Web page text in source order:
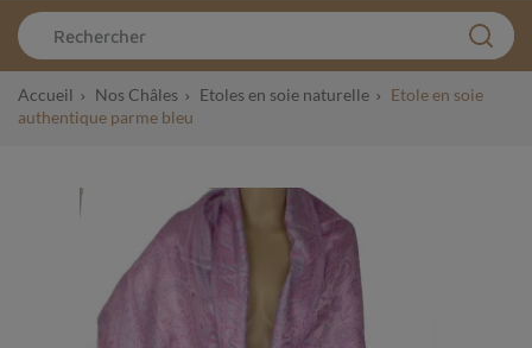
Accueil Nos Châles Etoles en soie naturelle
Etole en soie
authentique parme bleu